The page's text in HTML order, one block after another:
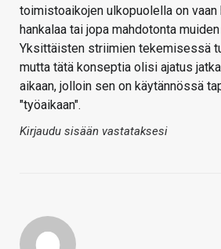
toimistoaikojen ulkopuolella on
hankalaa tai jopa mahdotonta
Yksittäisten striimien tekemisessä
mutta tätä konseptia olisi ajatus
aikaan, jolloin sen on käytännössä
"työaikaan".
Kirjaudu sisään vastataksesi